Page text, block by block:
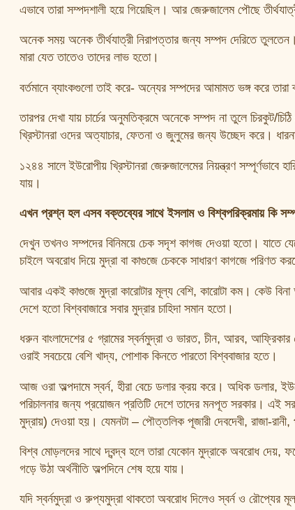
এভাবে তারা সম্পদশালী হয়ে গিয়েছিল। আর জেরুজালেম পৌছে
অনেক সময় অনেক তীর্থযাত্রী নিরাপত্তার জন্য সম্পদ দেরিতে
মারা যেত তাতেও তাদের লাভ হতো।
বর্তমানে ব্যাংকগুলো তাই করে- অন্যের সম্পদের আমামত ভঙ্গ করে তারা
তারপর দেখা যায় চার্চের অনুমতিক্রমে অনেকে সম্পদ না তুলে চিরকুট/
খ্রিস্টানরা ওদের অত্যাচার, ফেতনা ও জুলুমের জন্য উচ্ছেদ করে।
১২৪৪ সালে ইউরোপীয় খ্রিস্টানরা জেরুজালেমের নিয়ন্ত্রণ সম্পূর্ণভাবে
যায়।
এখন প্রশ্ন হল এসব বক্তব্যের সাথে ইসলাম ও বিশ্বপরিক্রমায় কি
দেখুন তখনও সম্পদের বিনিময়ে চেক সদৃশ কাগজ দেওয়া হতো। যাতে
চাইলে অবরোধ দিয়ে মুদ্রা বা কাগুজে চেককে সাধারণ কাগজে পরিণত
আবার একই কাগুজে মুদ্রা কারোটার মূল্য বেশি, কারোটা কম। কেউ
দেশে হতো বিশ্ববাজারে সবার মুদ্রার চাহিদা সমান হতো।
ধরুন বাংলাদেশের ৫ গ্রামের স্বর্নমুদ্রা ও ভারত, চীন, আরব,
ওরাই সবচেয়ে বেশি খাদ্য, পোশাক কিনতে পারতো বিশ্ববাজার হতে।
আজ ওরা অল্পদামে স্বর্ন, হীরা বেচে ডলার ক্রয় করে। অধিক ডলার,
পরিচালনার জন্য প্রয়োজন প্রতিটি দেশে তাদের মনপূত সরকার। এই
মুদ্রায়) দেওয়া হয়। যেমনটা – পৌত্তলিক পূজারী দেবদেবী, রাজা-
বিশ্ব মোড়লদের সাথে দ্বন্দ্ব হলে তারা যেকোন মুদ্রাকে অবরোধ দেয়,
গড়ে উঠা অর্থনীতি অল্পদিনে শেষ হয়ে যায়।
যদি স্বর্নমুদ্রা ও রুপ্যমুদ্রা থাকতো অবরোধ দিলেও স্বর্ন ও রৌপ্যের